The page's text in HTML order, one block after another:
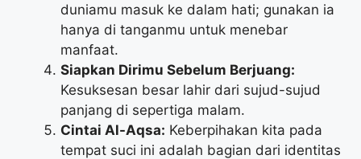
duniamu masuk ke dalam hati; gunakan ia
hanya di tanganmu untuk menebar
manfaat.
Siapkan Dirimu Sebelum Berjuang:
Kesuksesan besar lahir dari sujud-sujud
panjang di sepertiga malam.
Cintai Al-Aqsa: Keberpihakan kita pada
tempat suci ini adalah bagian dari identitas